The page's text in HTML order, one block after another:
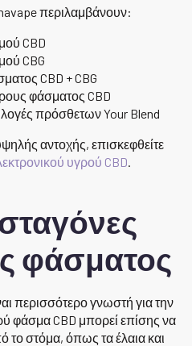
περιλαμβάνουν:
CBD
CBG
CBD + CBG
φάσματος CBD
πρόσθετων Your Blend
αντοχής, επισκεφθείτε
υγρού CBD.
φάσματος
περισσότερο γνωστή για την
φάσμα CBD μπορεί επίσης να
το στόμα, όπως τα έλαια και